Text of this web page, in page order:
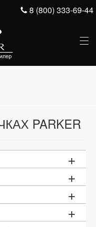
8 (800) 333-69-44
PARKER
+
Цена +
+
надпись +